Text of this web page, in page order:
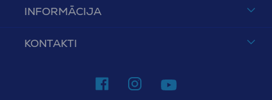
INFORMĀCIJA
KONTAKTI